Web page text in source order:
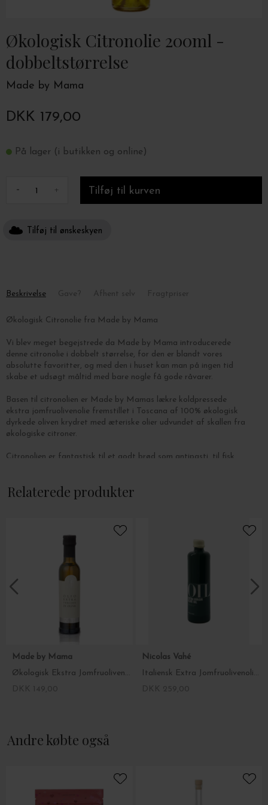
Økologisk Citronolie 200ml -
dobbeltstørrelse
Made by Mama
DKK 179,00
På lager (i butikken og online)
- +
Tilføj til ønskeskyen
Beskrivelse
Økologisk Citronolie fra Made by Mama
Vi blev meget begejstrede da Made by Mama introducerede
denne citronolie i dobbelt størrelse, for den er blandt vores
absolutte favoritter, og med den i huset kan man på ingen tid
skabe et udsøgt måltid med bare nogle få gode råvarer.
Basen til citronolien er Made by Mamas lækre koldpressede
ekstra jomfruolivenolie fremstillet i Toscana af 100% økologisk
dyrkede oliven krydret med æteriske olier udvundet af skallen fra
økologiske citroner.
Citronolien er fantastisk til et godt brød som antipasti, til fisk
Indhold: 200 ml.
Næringsindhold pr. 100 g.: Energi 3700 KJ/900 Kcal., Fedt: 100 g.
– heraf mættede fedtsyrer: 15 g., Kulhydrat: 0 g. – heraf
sukkerarter: 0 g., Protein: 0 g.
Leverandør: Made by Mama ApS
Holte Stationsvej 16
Relaterede produkter
Made by Mama
Økologisk Ekstra Jomfruolivenolie, 0,25
Nicolas Vahé
Italiensk Extra Jomfruolivenolie 500 ml.
Andre købte også